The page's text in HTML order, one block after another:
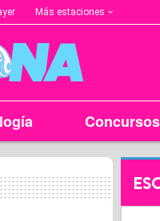
Más estaciones
Concursos